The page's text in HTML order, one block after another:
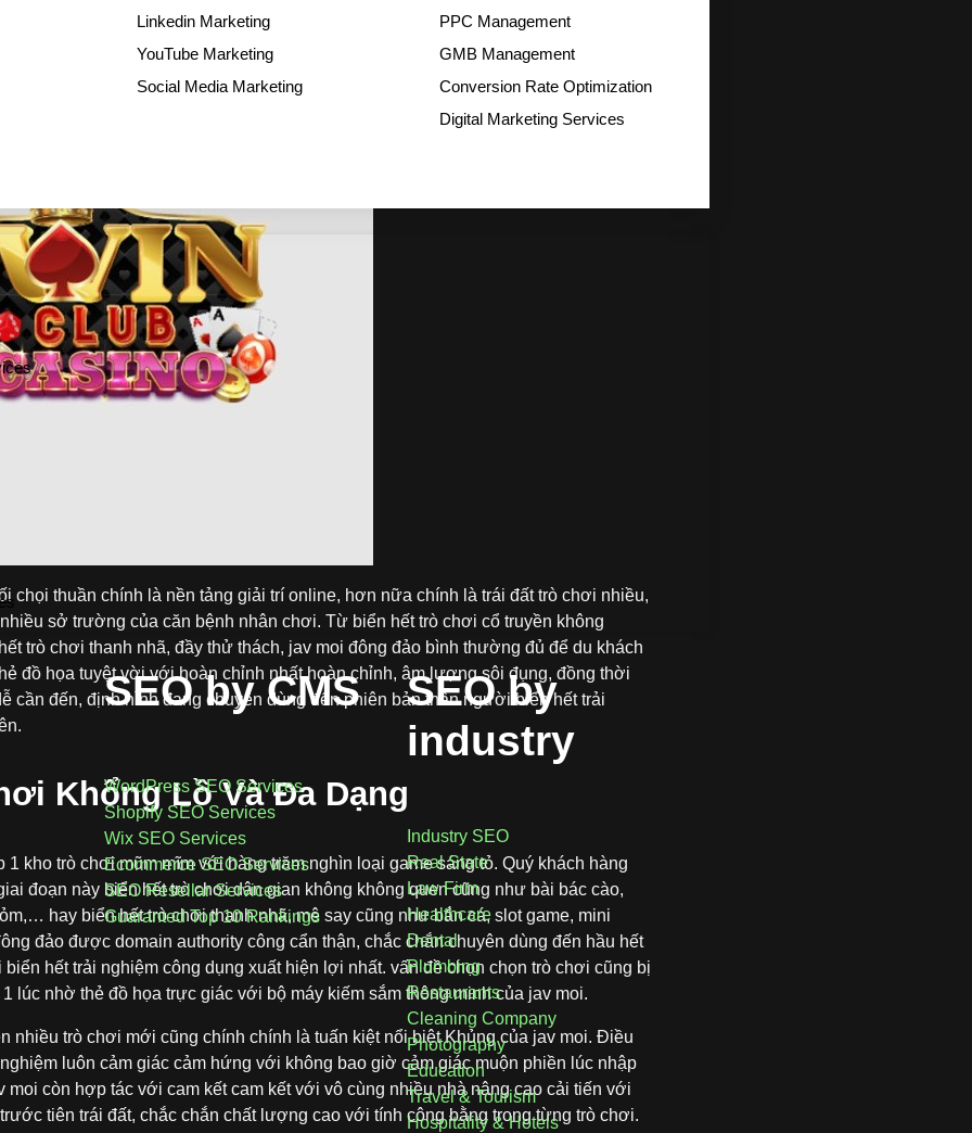
Linkedin Marketing
YouTube Marketing
Social Media Marketing
PPC Management
GMB Management
Conversion Rate Optimization
Digital Marketing Services
SEO by CMS
WordPress SEO Services
Shopify SEO Services
Wix SEO Services
Ecommerce SEO Services
SEO Resellar Services
Guaranted Top 10 Rankings
SEO by
industry
Industry SEO
Real State
Law Firm
Healthcare
Dental
Plumbing
Restaurants
Cleaning Company
Photography
Education
Travel & Tourism
Hospitality & Hotels
chọi thuần chính là nền tảng giải trí online, hơn nữa chính là trái đất trò chơi nhiều,
sở trường của căn bệnh nhân chơi. Từ biển hết trò chơi cổ truyền không
trò chơi thanh nhã, đầy thử thách, jav moi đông đảo bình thường đủ để du khách
đồ họa tuyệt vời với hoàn chỉnh nhất hoàn chỉnh, âm lượng sôi đụng, đồng thời
cần đến, định hình đang chuyên dùng đến phiên bản thân người biển hết trải
Khổng Lồ Và Đa Dạng
1 kho trò chơi mũm mĩm với hàng trăm nghìn loại game sáng tỏ. Quý khách hàng
đoạn này biển hết trò chơi dân gian không không quen cũng như bài bác cào,
hay biển hết trò chơi thanh nhã, mê say cũng như bắn cá, slot game, mini
đảo được domain authority công cẩn thận, chắc chắn chuyên dùng đến hầu hết
hết trải nghiệm công dụng xuất hiện lợi nhất. vấn đề chọn chọn trò chơi cũng bị
lúc nhờ thẻ đồ họa trực giác với bộ máy kiếm sắm thông minh của jav moi.
nhiều trò chơi mới cũng chính chính là tuấn kiệt nổi biệt Khủng của jav moi. Điều
luôn cảm giác cảm hứng với không bao giờ cảm giác muộn phiền lúc nhập
moi còn hợp tác với cam kết cam kết với vô cùng nhiều nhà nâng cao cải tiến với
tiên trái đất, chắc chắn chất lượng cao với tính công bằng trong từng trò chơi.